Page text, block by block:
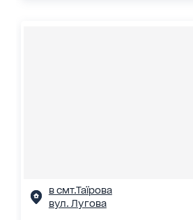
в смт.Таїрова
вул. Лугова